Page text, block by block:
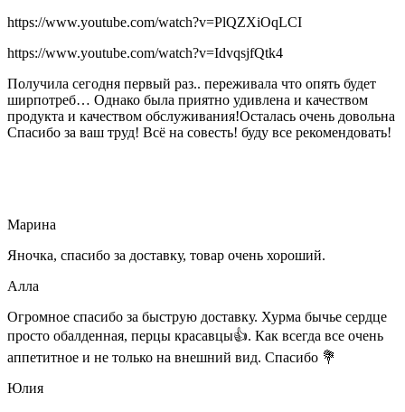
https://www.youtube.com/watch?v=PlQZXiOqLCI
https://www.youtube.com/watch?v=IdvqsjfQtk4
Получила сегодня первый раз.. переживала что опять будет
ширпотреб… Однако была приятно удивлена и качеством
продукта и качеством обслуживания!Осталась очень довольна
Спасибо за ваш труд! Всё на совесть! буду все рекомендовать!
Марина
Яночка, спасибо за доставку, товар очень хороший.
Алла
Огромное спасибо за быструю доставку. Хурма бычье сердце
просто обалденная, перцы красавцы👍. Как всегда все очень
аппетитное и не только на внешний вид. Спасибо 💐
Юлия